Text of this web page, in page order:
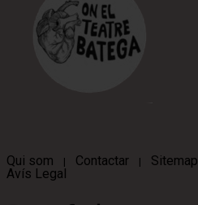
Qui som | Contactar | Sitemap
Avís Legal